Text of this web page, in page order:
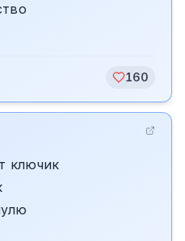
160
ключик